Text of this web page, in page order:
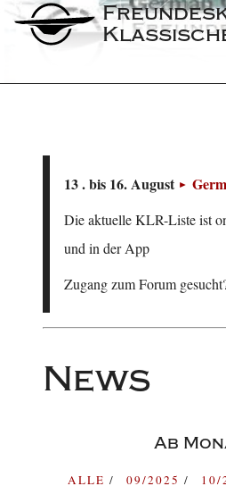
13 . bis 16. August
Die aktuelle KLR-Liste ist
und in der App
Zugang zum Forum
News
Ab
ALLE 09/2025 10/